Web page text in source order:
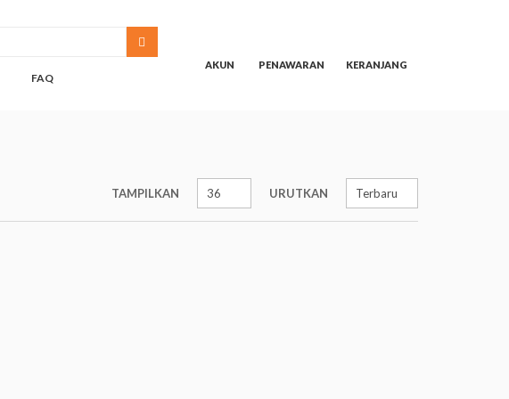
AKUN PENAWARAN KERANJANG
FAQ
TAMPILKAN URUTKAN